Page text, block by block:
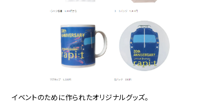
イベントのために作られたオリジナルグッズ。